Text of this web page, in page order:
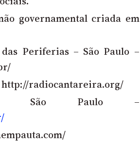
governamental criada em
Periferias – São Paulo –
http://radiocantareira.org/
– São Paulo –